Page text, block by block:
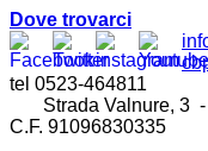
Dove trovarci
tel 0523-464811
Strada Valnure, 3 -
C.F. 91096830335